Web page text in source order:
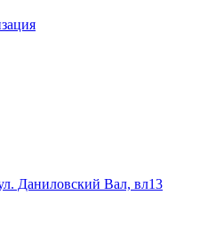
Даниловский Вал, вл13